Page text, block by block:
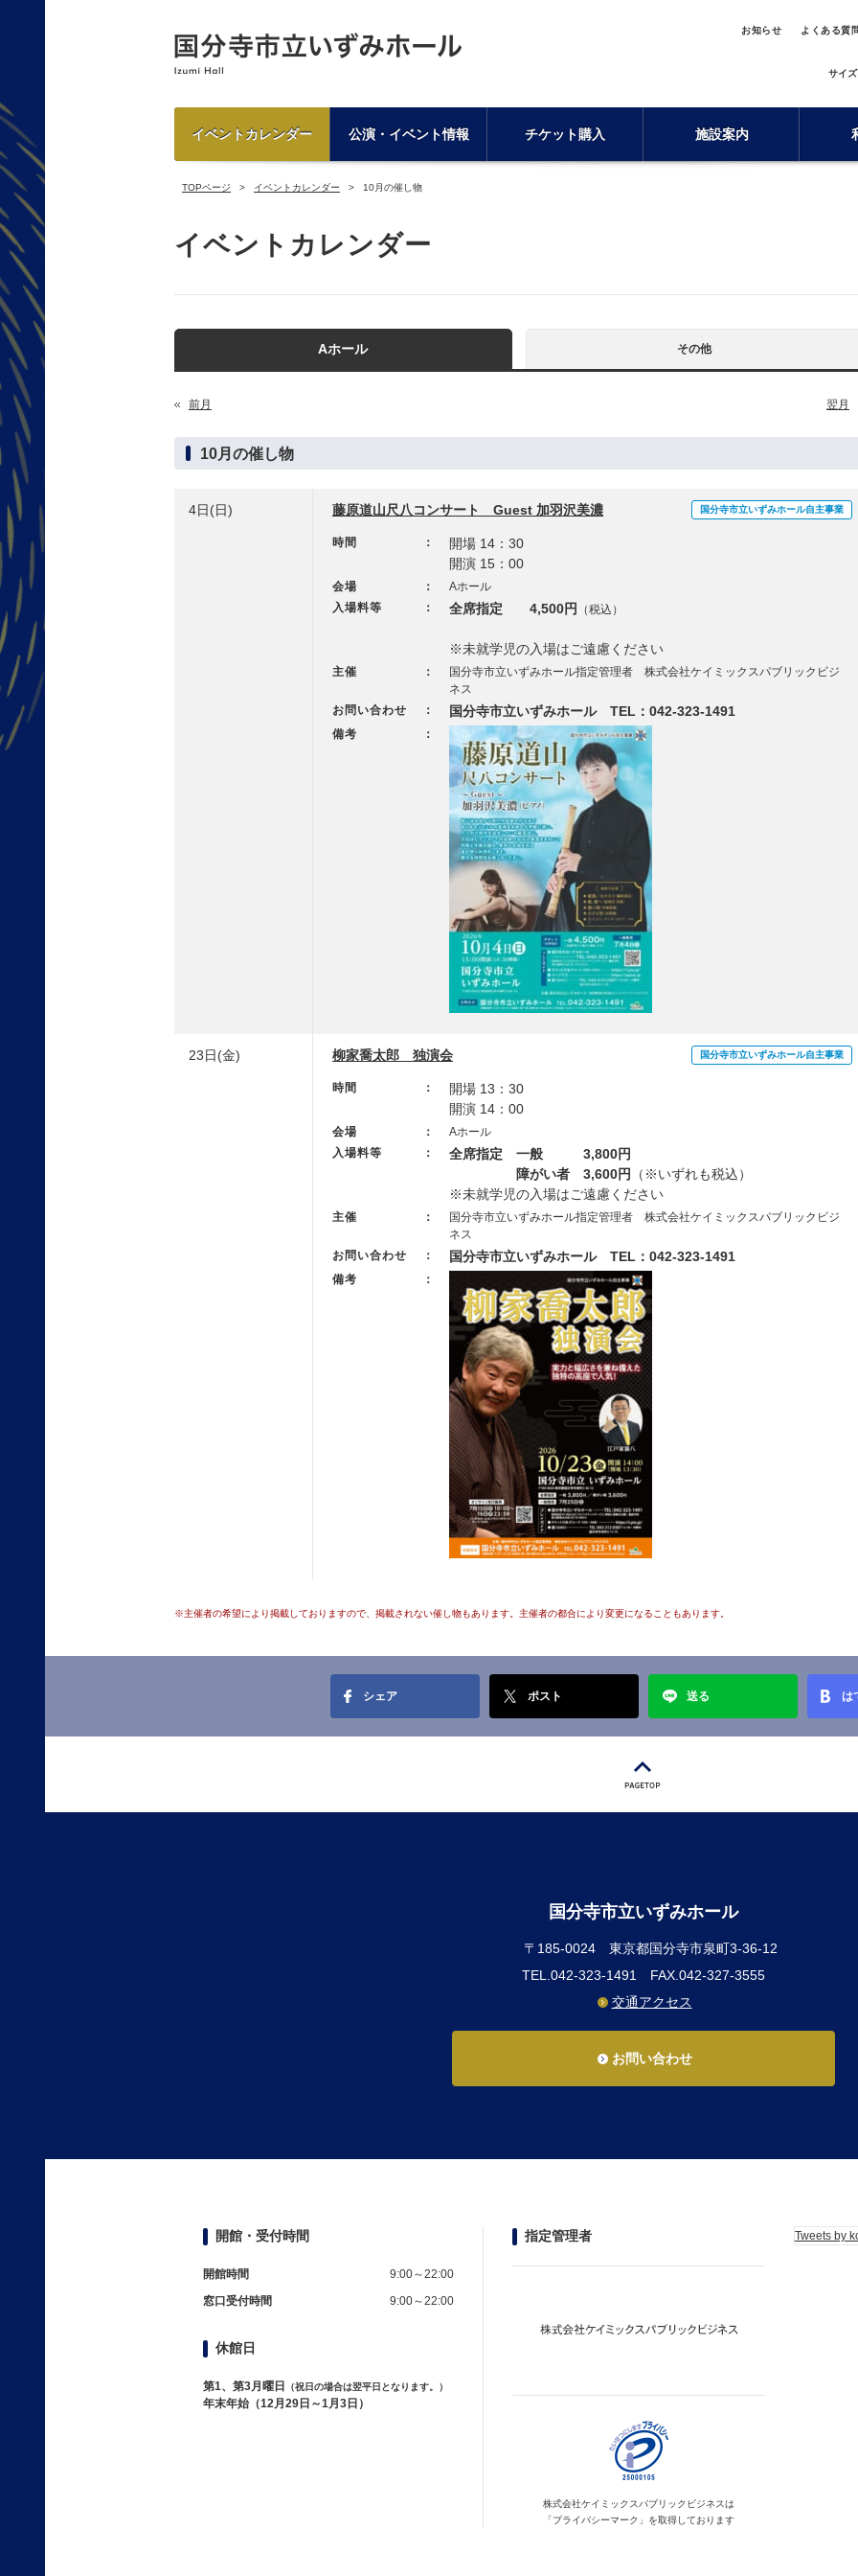
お知らせ よくある質
サイズ
イベントカレンダー 公演・イベント情報 チケット購入 施設案内
TOPページ イベントカレンダー 10月の催し物
イベントカレンダー
Aホール その他
翌月
前月
10月の催し物
4日(日) 藤原道山尺八コンサート Guest 加羽沢美濃 国分寺市立いずみホール自主事業
時間 ：
開場 14：30
開演 15：00
会場 ：
Aホール
入場料等
： 全席指定 4,500円 （税込）
※未就学児の入場はご遠慮ください
主催 ：
国分寺市立いずみホール指定管理者 株式会社ケイミックスパブリックビジ
ネス
お問い合わせ
： 国分寺市立いずみホール TEL：042-323-1491
備考 ：
23日(金) 柳家喬太郎 独演会 国分寺市立いずみホール自主事業
時間 ：
開場 13：30
開演 14：00
会場 ：
Aホール
入場料等
：
全席指定 一般 3,800円
障がい者 3,600円
（※いずれも税込）
※未就学児の入場はご遠慮ください
主催 ：
国分寺市立いずみホール指定管理者 株式会社ケイミックスパブリックビジ
ネス
お問い合わせ
： 国分寺市立いずみホール TEL：042-323-1491
備考 ：
※主催者の希望により掲載しておりますので、掲載されない催し物もあります。主催者の都合により変更になることもあります。
シェア ポスト 送る は
国分寺市立いずみホール
〒185-0024 東京都国分寺市泉町3-36-12
TEL.042-323-1491 FAX.042-327-3555
交通アクセス
お問い合わせ
開館・受付時間
開館時間
9:00～22:00
窓口受付時間
9:00～22:00
休館日
第1、第3月曜日 （祝日の場合は翌平日となります。）
年末年始（12月29日～1月3日）
指定管理者
株式会社ケイミックス パブリックビジネスは
「プライバシーマーク」を取得しております
Tweets by